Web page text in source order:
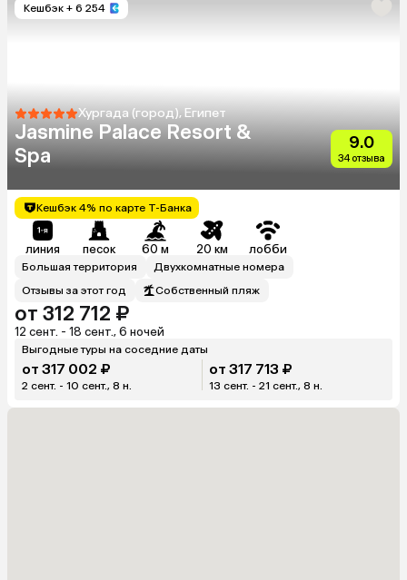
Кешбэк + 6 254
Хургада (город), Египет
Jasmine Palace Resort &
Spa
9.0
34 отзыва
Кешбэк 4% по карте Т-Банка
линия песок 60 м 20 км лобби
Большая территория
Двухкомнатные номера
Отзывы за этот год
Собственный пляж
от 312 712 ₽
12 сент. - 18 сент., 6 ночей
Выгодные туры на соседние даты
от 317 002 ₽
2 сент. - 10 сент., 8 н.
от 317 713 ₽
13 сент. - 21 сент., 8 н.